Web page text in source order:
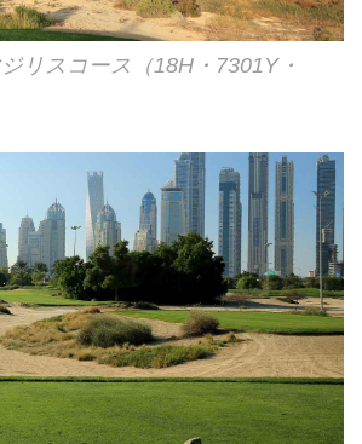
リスコース（18H・7301Y・